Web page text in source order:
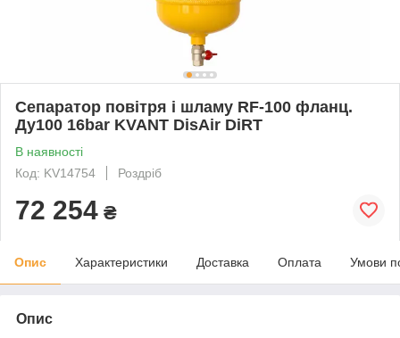
Сепаратор повітря і шламу RF-100 фланц.
Ду100 16bar KVANT DisAir DiRT
В наявності
Код: KV14754
Роздріб
72 254 ₴
Опис Характеристики Доставка Оплата Умови
Опис